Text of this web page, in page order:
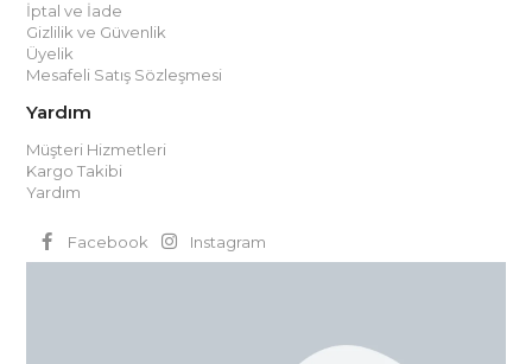
İptal ve İade
Gizlilik ve Güvenlik
Üyelik
Mesafeli Satış Sözleşmesi
Yardım
Müşteri Hizmetleri
Kargo Takibi
Yardım
Facebook Instagram